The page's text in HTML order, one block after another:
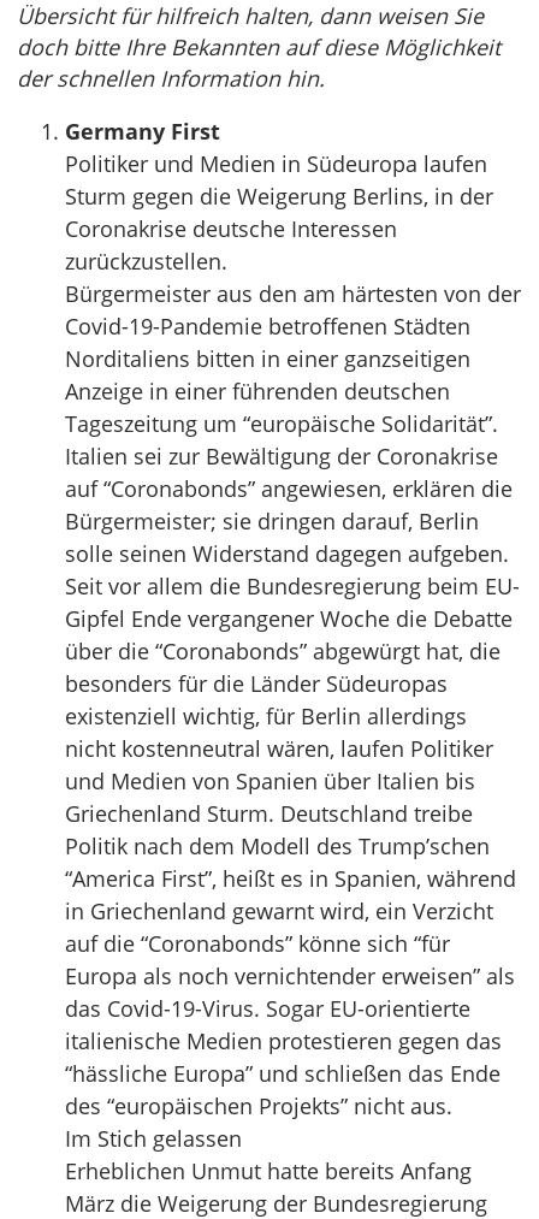
Übersicht für hilfreich halten, dann weisen Sie
doch bitte Ihre Bekannten auf diese Möglichkeit
der schnellen Information hin.
Germany First
Politiker und Medien in Südeuropa laufen
Sturm gegen die Weigerung Berlins, in der
Coronakrise deutsche Interessen
zurückzustellen.
Bürgermeister aus den am härtesten von der
Covid-19-Pandemie betroffenen Städten
Norditaliens bitten in einer ganzseitigen
Anzeige in einer führenden deutschen
Tageszeitung um “europäische Solidarität”.
Italien sei zur Bewältigung der Coronakrise
auf “Coronabonds” angewiesen, erklären die
Bürgermeister; sie dringen darauf, Berlin
solle seinen Widerstand dagegen aufgeben.
Seit vor allem die Bundesregierung beim EU-
Gipfel Ende vergangener Woche die Debatte
über die “Coronabonds” abgewürgt hat, die
besonders für die Länder Südeuropas
existenziell wichtig, für Berlin allerdings
nicht kostenneutral wären, laufen Politiker
und Medien von Spanien über Italien bis
Griechenland Sturm. Deutschland treibe
Politik nach dem Modell des Trump’schen
“America First”, heißt es in Spanien, während
in Griechenland gewarnt wird, ein Verzicht
auf die “Coronabonds” könne sich “für
Europa als noch vernichtender erweisen” als
das Covid-19-Virus. Sogar EU-orientierte
italienische Medien protestieren gegen das
“hässliche Europa” und schließen das Ende
des “europäischen Projekts” nicht aus.
Im Stich gelassen
Erheblichen Unmut hatte bereits Anfang
März die Weigerung der Bundesregierung